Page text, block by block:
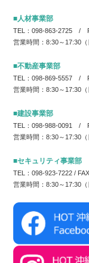
■人材事業部
TEL：098-863-2725 /
営業時間：8:30～17:30（
■不動産事業部
TEL：098-869-5557 /
営業時間：8:30～17:30（
■建設事業部
TEL：098-988-0091 /
営業時間：8:30～17:30（
■セキュリティ事業部
TEL：098-923-7222 /
営業時間：8:30～17:30（